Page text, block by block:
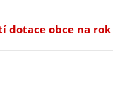
dotace obce na rok